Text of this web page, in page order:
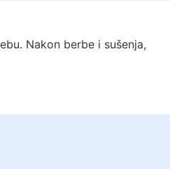
Nakon berbe i sušenja,